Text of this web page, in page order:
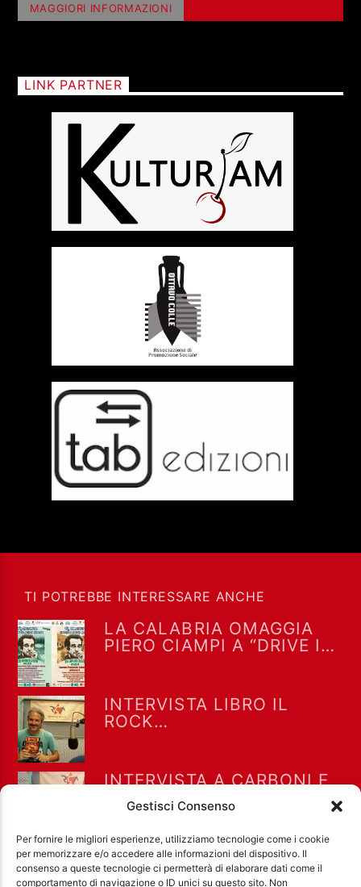
Gestisci Consenso
Per fornire le migliori esperienze, utilizziamo tecnologie come i cookie
per memorizzare e/o accedere alle informazioni del dispositivo. Il
consenso a queste tecnologie ci permetterà di elaborare dati come il
comportamento di navigazione o ID unici su questo sito. Non
MAGGIORI INFORMAZIONI
LINK PARTNER
TI POTREBBE INTERESSARE ANCHE
LA CALABRIA OMAGGIA
PIERO CIAMPI A “DRIVE IN
INTERVISTA LIBRO IL
ROCK
AD ALTERNITALIA 7-8-
2026
INTERVISTA A CARBONI E
ROSATI PER “GRETA E LE
FAVOLE VERE” A “DRIVE IN
SATURDAY” DEL 25/7/2026